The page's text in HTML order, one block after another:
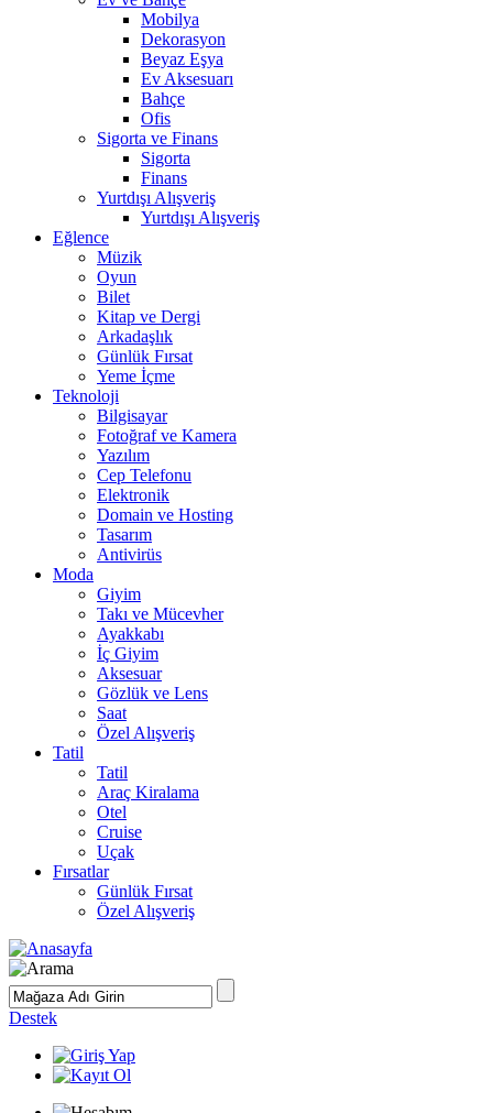
Mobilya
Dekorasyon
Beyaz Eşya
Ev Aksesuarı
Bahçe
Ofis
Sigorta ve Finans
Sigorta
Finans
Yurtdışı Alışveriş
Yurtdışı Alışveriş
Eğlence
Müzik
Oyun
Bilet
Kitap ve Dergi
Arkadaşlık
Günlük Fırsat
Yeme İçme
Teknoloji
Bilgisayar
Fotoğraf ve Kamera
Yazılım
Cep Telefonu
Elektronik
Domain ve Hosting
Tasarım
Antivirüs
Moda
Giyim
Takı ve Mücevher
Ayakkabı
İç Giyim
Aksesuar
Gözlük ve Lens
Saat
Özel Alışveriş
Tatil
Tatil
Araç Kiralama
Otel
Cruise
Uçak
Fırsatlar
Günlük Fırsat
Özel Alışveriş
Destek